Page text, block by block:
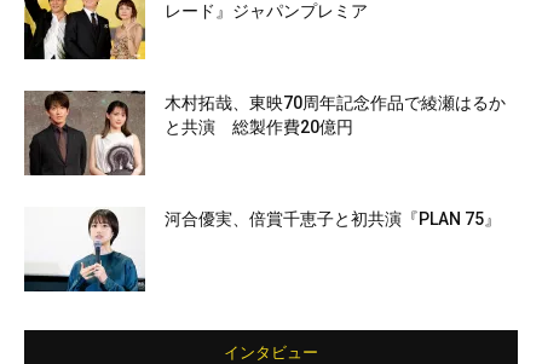
レード』ジャパンプレミア
木村拓哉、東映70周年記念作品で綾瀬はるか
と共演 総製作費20億円
河合優実、倍賞千恵子と初共演『PLAN 75』
インタビュー